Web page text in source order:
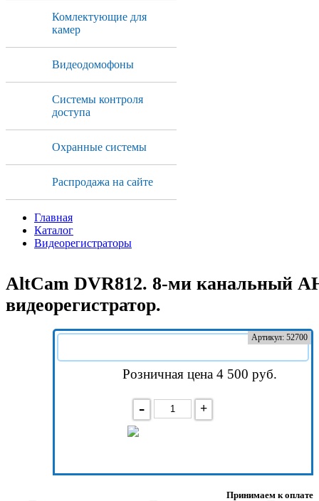
Комлектующие для
камер
Видеодомофоны
Системы контроля
доступа
Охранные системы
Распродажа на сайте
Главная
Каталог
Видеорегистраторы
AltCam DVR812. 8-ми канальный
видеорегистратор.
Артикул: 52700
Розничная цена 4 500 руб.
- +
Принимаем к оплате